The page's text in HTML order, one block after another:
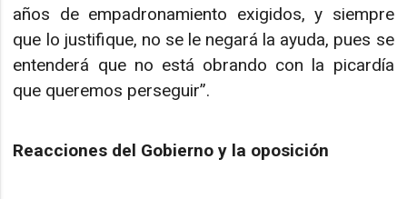
años de empadronamiento exigidos, y siempre
que lo justifique, no se le negará la ayuda, pues se
entenderá que no está obrando con la picardía
que queremos perseguir”.
Reacciones del Gobierno y la oposición